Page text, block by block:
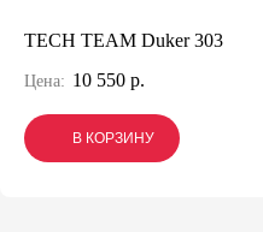
TECH TEAM Duker 303
Цена: 10 550 р.
В КОРЗИНУ
В КОРЗИНУ
В КОРЗИНУ